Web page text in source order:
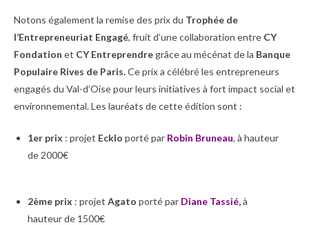
Notons également la remise des prix du Trophée de
l’Entrepreneuriat Engagé, fruit d’une collaboration entre CY
Fondation et CY Entreprendre grâce au mécénat de la Banque
Populaire Rives de Paris.Ce prix a célébré les entrepreneurs
engagés du Val-d’Oise pour leurs initiatives à fort impact social et
environnemental. Les lauréats de cette édition sont :
1er prix : projet Ecklo porté par Robin Bruneau, à hauteur
de 2000€
2ème prix : projet Agato porté par Diane Tassié,à
hauteur de 1500€